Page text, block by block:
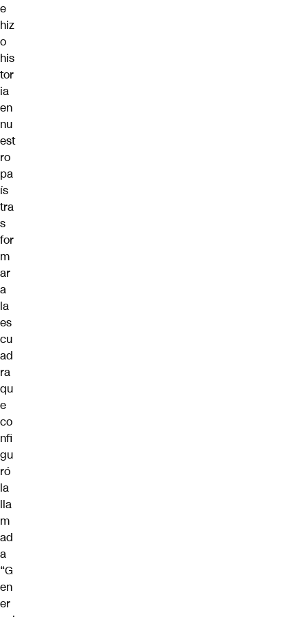
e
hiz
o
his
tor
ia
en
nu
est
ro
pa
ís
tra
s
for
m
ar
a
la
es
cu
ad
ra
qu
e
co
nfi
gu
ró
la
lla
m
ad
a
“G
en
er